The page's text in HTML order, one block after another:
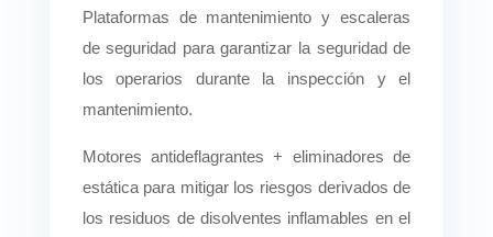
Plataformas de mantenimiento y escaleras
de seguridad para garantizar la seguridad de
los operarios durante la inspección y el
mantenimiento.
Motores antideflagrantes + eliminadores de
estática para mitigar los riesgos derivados de
los residuos de disolventes inflamables en el